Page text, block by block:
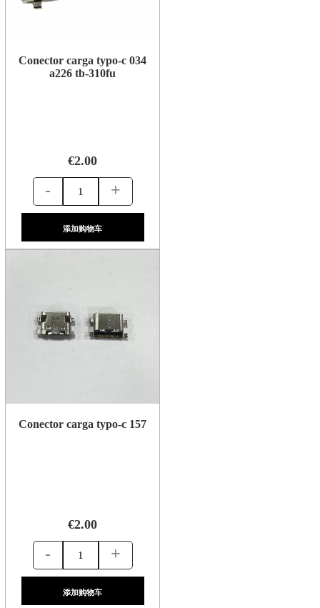
Conector carga typo-c 034
a226 tb-310fu
€2.00
- +
添加购物车
Conector carga typo-c 157
€2.00
- +
添加购物车